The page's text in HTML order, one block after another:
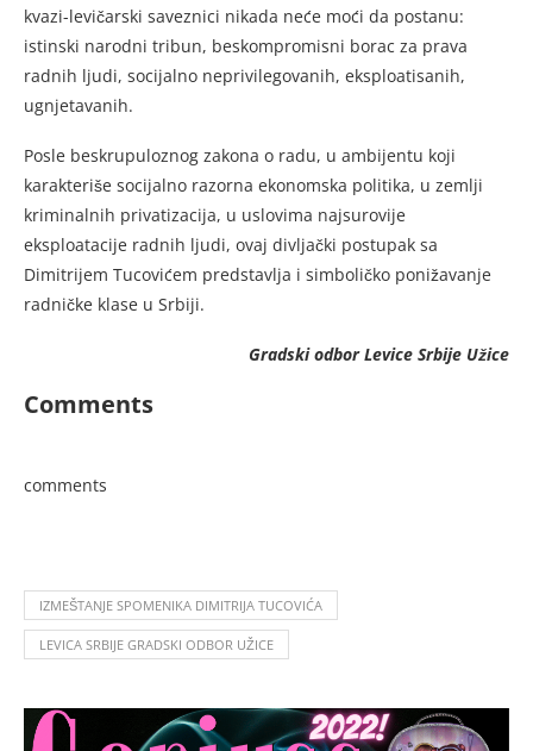
kvazi-levičarski saveznici nikada neće moći da postanu:
istinski narodni tribun, beskompromisni borac za prava
radnih ljudi, socijalno neprivilegovanih, eksploatisanih,
ugnjetavanih.
Posle beskrupuloznog zakona o radu, u ambijentu koji
karakteriše socijalno razorna ekonomska politika, u zemlji
kriminalnih privatizacija, u uslovima najsurovije
eksploatacije radnih ljudi, ovaj divljački postupak sa
Dimitrijem Tucovićem predstavlja i simboličko ponižavanje
radničke klase u Srbiji.
Gradski odbor Levice Srbije Užice
Comments
comments
IZMEŠTANJE SPOMENIKA DIMITRIJA TUCOVIĆA
LEVICA SRBIJE GRADSKI ODBOR UŽICE